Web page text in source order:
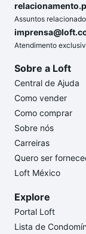
Assuntos
Atendimento
Sobre a Loft
Central de Ajuda
Como vender
Como comprar
Sobre nós
Carreiras
Quero ser
Loft México
Explore
Portal Loft
Lista de